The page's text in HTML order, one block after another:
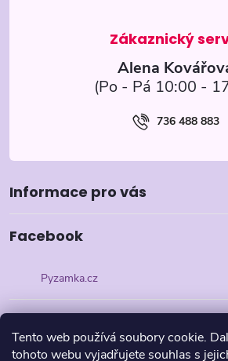
Tento web používá soubory cookie.
tohoto webu vyjadřujete souhlas s
Alena
736 488 883
Informace pro vás
Facebook
Pyzamka.cz